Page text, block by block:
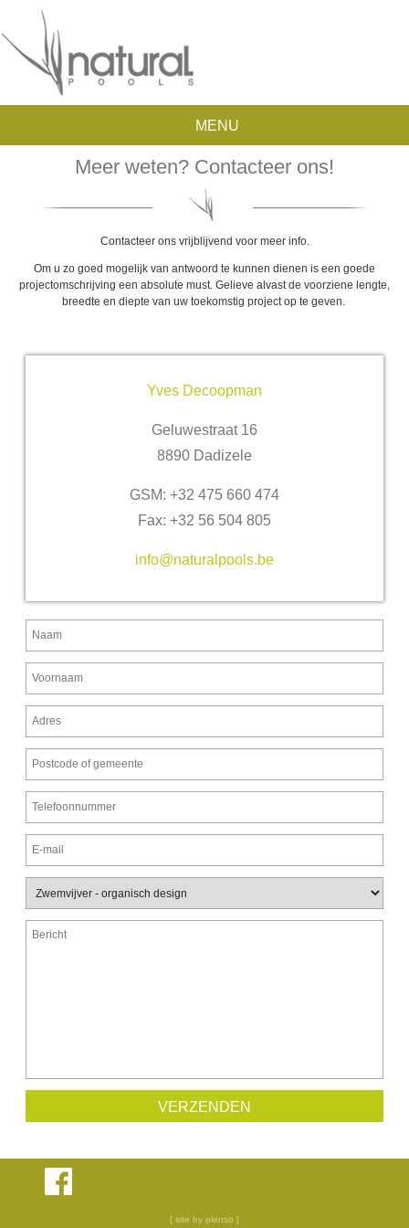
MENU
Meer weten? Contacteer ons!
Contacteer ons vrijblijvend voor meer info.
Om u zo goed mogelijk van antwoord te kunnen dienen is een goede
projectomschrijving een absolute must. Gelieve alvast de voorziene lengte,
breedte en diepte van uw toekomstig project op te geven.
Yves Decoopman
Geluwestraat 16
8890 Dadizele
GSM: +32 475 660 474
Fax: +32 56 504 805
info@naturalpools.be
[ site by plenso ]